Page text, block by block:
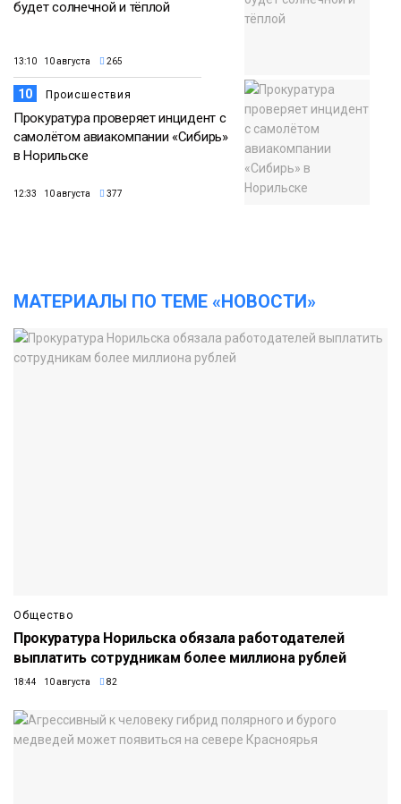
будет солнечной и тёплой
13:10 10 августа 265
10 Происшествия
Прокуратура проверяет инцидент с
самолётом авиакомпании «Сибирь»
в Норильске
12:33 10 августа 377
МАТЕРИАЛЫ ПО ТЕМЕ «НОВОСТИ»
Общество
Прокуратура Норильска обязала работодателей
выплатить сотрудникам более миллиона рублей
18:44 10 августа 82